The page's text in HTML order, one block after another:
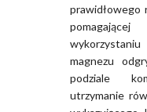
prawidłowego
magnezu
podziale
utrzymanie